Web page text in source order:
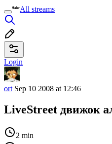
All streams
Login
ort Sep 10 2008 at 12:46
LiveStreet движок
2 min